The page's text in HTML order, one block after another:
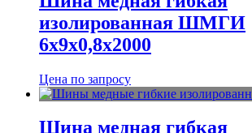
изолированная ШМГИ
6х9х0,8х2000
Цена по запросу
Шина медная гибкая